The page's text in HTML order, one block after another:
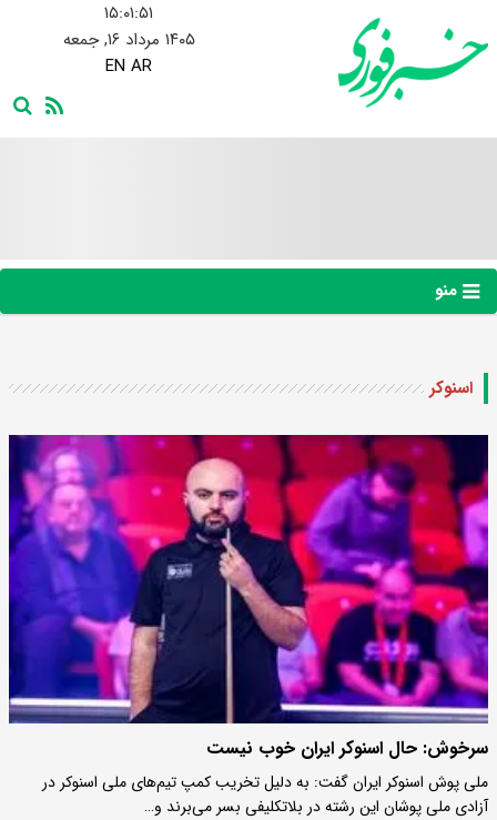
۱۵:۰۱:۵۲
۱۴۰۵ مرداد ۱۶, جمعه
EN AR
منو
اسنوکر
سرخوش: حال اسنوکر ایران خوب نیست
ملی پوش اسنوکر ایران گفت: به دلیل تخریب کمپ تیم‌های ملی اسنوکر در
آزادی ملی پوشان این رشته در بلاتکلیفی بسر می‌برند و…